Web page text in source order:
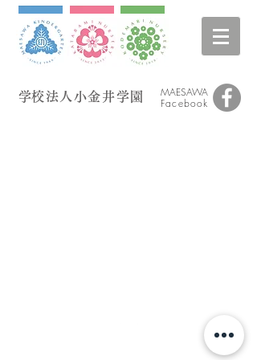
​学校法人小金井学園
MAESAWA
Facebook